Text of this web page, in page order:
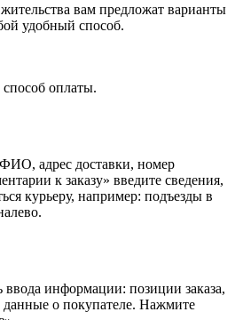
вам предложат варианты
удобный способ.
оплаты.
адрес доставки, номер
к заказу» введите сведения,
курьеру, например: подъезды в
ввода информации: позиции заказа,
о покупателе. Нажмите